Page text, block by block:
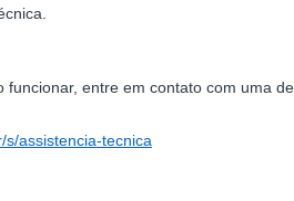
entre em contato com uma
s/assistencia-tecnica